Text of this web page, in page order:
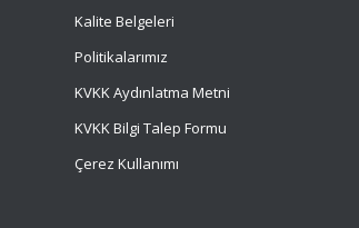
Kalite Belgeleri
Politikalarımız
KVKK Aydınlatma Metni
KVKK Bilgi Talep Formu
Çerez Kullanımı